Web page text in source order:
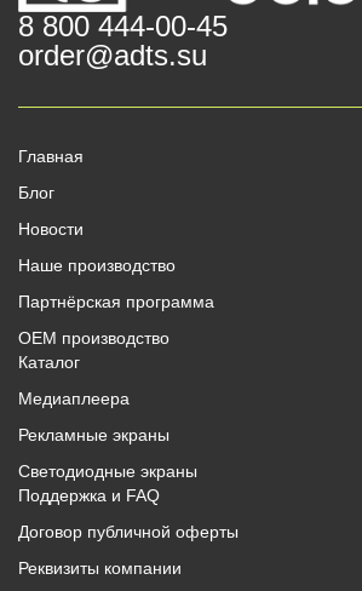
8 800 444-00-45
order@adts.su
Главная
Блог
Новости
Наше производство
Партнёрская программа
OEM производство
Каталог
Медиаплеера
Рекламные экраны
Светодиодные экраны
Поддержка и FAQ
Договор публичной оферты
Реквизиты компании